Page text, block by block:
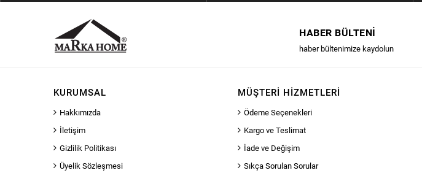
HABER BÜLTENI
haber bültenimize kaydolun
KURUMSAL
Hakkımızda
İletişim
Gizlilik Politikası
Üyelik Sözleşmesi
MÜŞTERI HIZMETLERI
Ödeme Seçenekleri
Kargo ve Teslimat
İade ve Değişim
Sıkça Sorulan Sorular